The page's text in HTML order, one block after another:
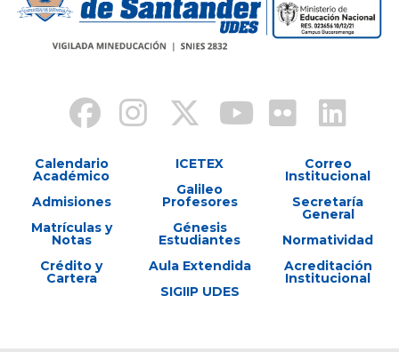
Calendario
Académico
Admisiones
Matrículas y
Notas
Crédito y
Cartera
ICETEX
Galileo
Profesores
Génesis
Estudiantes
Aula Extendida
SIGIIP UDES
Correo
Institucional
Secretaría
General
Normatividad
Acreditación
Institucional